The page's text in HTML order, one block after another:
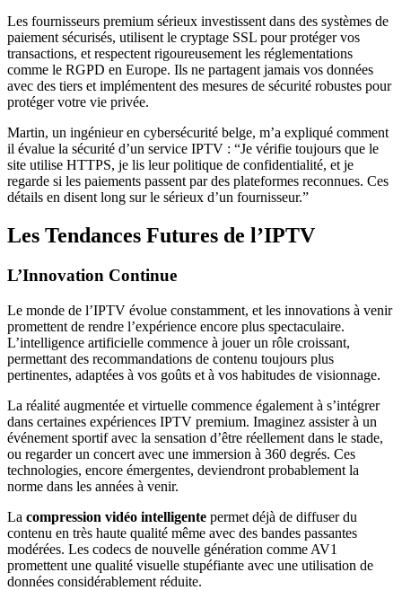
Les fournisseurs premium sérieux investissent dans des systèmes de
paiement sécurisés, utilisent le cryptage SSL pour protéger vos
transactions, et respectent rigoureusement les réglementations
comme le RGPD en Europe. Ils ne partagent jamais vos données
avec des tiers et implémentent des mesures de sécurité robustes pour
protéger votre vie privée.
Martin, un ingénieur en cybersécurité belge, m’a expliqué comment
il évalue la sécurité d’un service IPTV : “Je vérifie toujours que le
site utilise HTTPS, je lis leur politique de confidentialité, et je
regarde si les paiements passent par des plateformes reconnues. Ces
détails en disent long sur le sérieux d’un fournisseur.”
Les Tendances Futures de l’IPTV
L’Innovation Continue
Le monde de l’IPTV évolue constamment, et les innovations à venir
promettent de rendre l’expérience encore plus spectaculaire.
L’intelligence artificielle commence à jouer un rôle croissant,
permettant des recommandations de contenu toujours plus
pertinentes, adaptées à vos goûts et à vos habitudes de visionnage.
La réalité augmentée et virtuelle commence également à s’intégrer
dans certaines expériences IPTV premium. Imaginez assister à un
événement sportif avec la sensation d’être réellement dans le stade,
ou regarder un concert avec une immersion à 360 degrés. Ces
technologies, encore émergentes, deviendront probablement la
norme dans les années à venir.
La compression vidéo intelligente permet déjà de diffuser du
contenu en très haute qualité même avec des bandes passantes
modérées. Les codecs de nouvelle génération comme AV1
promettent une qualité visuelle stupéfiante avec une utilisation de
données considérablement réduite.